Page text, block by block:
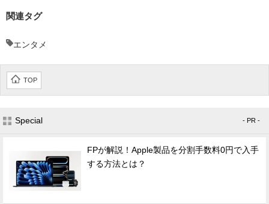
関連タグ
エンタメ
TOP
Special - PR -
FPが解説！Apple製品を分割手数料0円で入手
する方法とは？